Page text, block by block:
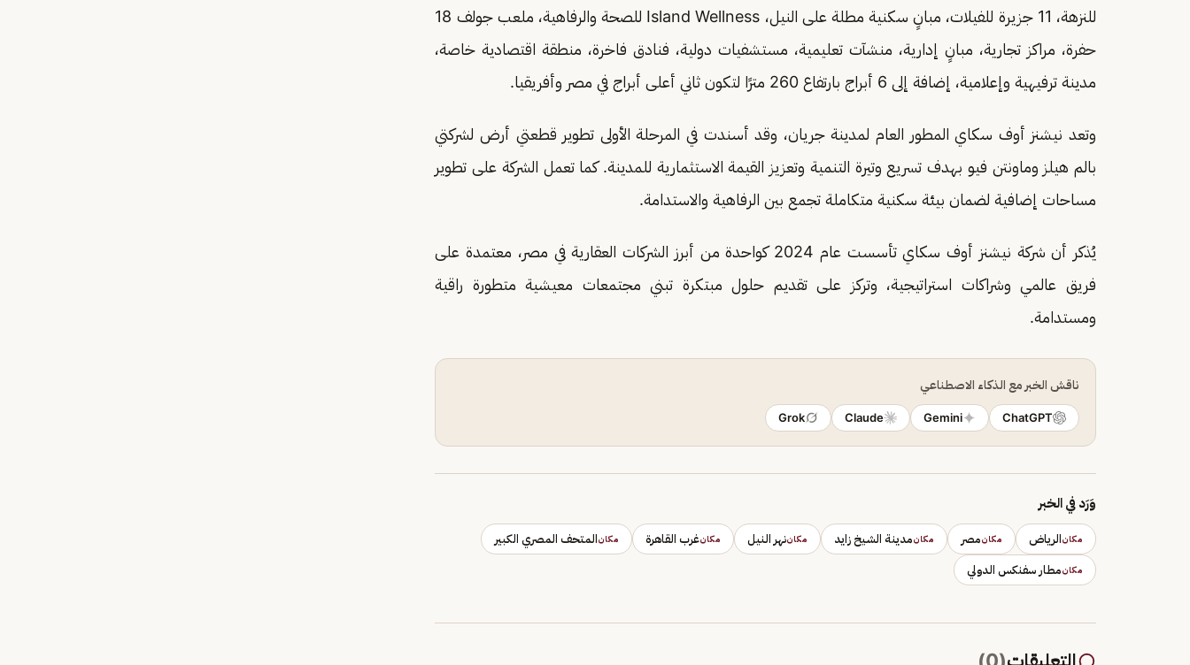
للنزهة، 11 جزيرة للفيلات، مبانٍ سكنية مطلة على النيل، Island Wellness للصحة والرفاهية، ملعب جولف 18
حفرة، مراكز تجارية، مبانٍ إدارية، منشآت تعليمية، مستشفيات دولية، فنادق فاخرة، منطقة اقتصادية خاصة،
مدينة ترفيهية وإعلامية، إضافة إلى 6 أبراج بارتفاع 260 مترًا لتكون ثاني أعلى أبراج في مصر وأفريقيا.
وتعد نيشنز أوف سكاي المطور العام لمدينة جريان، وقد أسندت في المرحلة الأولى تطوير قطعتي أرض لشركتي
بالم هيلز وماونتن فيو بهدف تسريع وتيرة التنمية وتعزيز القيمة الاستثمارية للمدينة. كما تعمل الشركة على تطوير
مساحات إضافية لضمان بيئة سكنية متكاملة تجمع بين الرفاهية والاستدامة.
يُذكر أن شركة نيشنز أوف سكاي تأسست عام 2024 كواحدة من أبرز الشركات العقارية في مصر، معتمدة على
فريق عالمي وشراكات استراتيجية، وتركز على تقديم حلول مبتكرة تبني مجتمعات معيشية متطورة راقية
ومستدامة.
ناقش الخبر مع الذكاء الاصطناعي
ChatGPT
Gemini
Claude
Grok
وَرَد في الخبر
مكانالرياض مكانمصر مكانمدينة الشيخ زايد مكاننهر النيل مكانغرب القاهرة مكانالمتحف المصري الكبير
مكانمطار سفنكس الدولي